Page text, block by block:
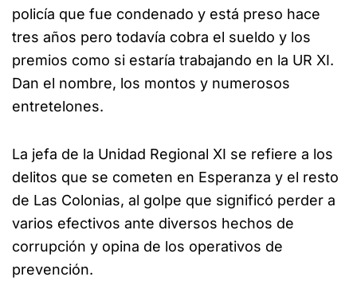
policía que fue condenado y está preso hace
tres años pero todavía cobra el sueldo y los
premios como si estaría trabajando en la UR XI.
Dan el nombre, los montos y numerosos
entretelones.
La jefa de la Unidad Regional XI se refiere a los
delitos que se cometen en Esperanza y el resto
de Las Colonias, al golpe que significó perder a
varios efectivos ante diversos hechos de
corrupción y opina de los operativos de
prevención.